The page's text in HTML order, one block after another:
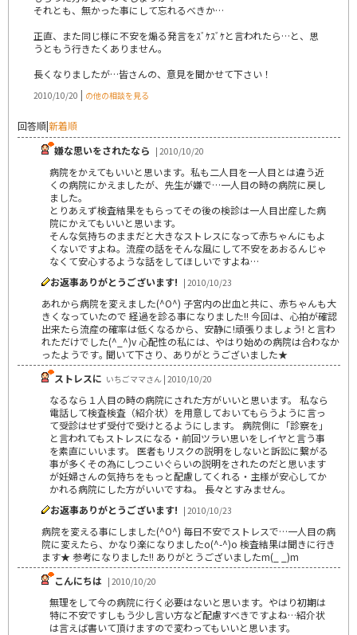
それとも、無かった事にして忘れるべきか…
正直、また同じ様に不安を煽る発言をｽﾞｹｽﾞｹと言われたら…と、思
うともう行きたくありません。
長くなりましたが…皆さんの、意見を聞かせて下さい！
2010/10/20 | の他の相談を見る
回答順|新着順
嫌な思いをされたなら | 2010/10/20
病院をかえてもいいと思います。私も二人目を一人目とは違う近
くの病院にかえましたが、先生が嫌で…一人目の時の病院に戻し
ました。
とりあえず検査結果をもらってその後の検診は一人目出産した病
院にかえてもいいと思います。
そんな気持ちのままだと大きなストレスになって赤ちゃんにもよ
くないですよね。流産の話をそんな風にして不安をあおるんじゃ
なくて安心するような話をしてほしいですよね…
お返事ありがとうございます! | 2010/10/23
あれから病院を変えました(^O^) 子宮内の出血と共に、赤ちゃんも大
きくなっていたので 経過を診る事になりました!! 今回は、心拍が確認
出来たら流産の確率は低くなるから、安静に!頑張りましょう! と言わ
れただけでした(^_^)v 心配性の私には、やはり始めの病院は合わなか
ったようです｡ 聞いて下さり、ありがとうございました★
ストレスに いちごママさん | 2010/10/20
なるなら１人目の時の病院にされた方がいいと思います。 私なら
電話して検査検査（紹介状）を用意しておいてもらうように言っ
て受診はせず受付で受けとるようにします。 病院側に「診察を」
と言われてもストレスになる・前回ツラい思いをしイヤと言う事
を素直にいいます。 医者もリスクの説明をしないと訴訟に繋がる
事が多くその為にしつこいぐらいの説明をされたのだと思います
が妊婦さんの気持ちをもっと配慮してくれる・主様が安心してか
かれる病院にした方がいいですね。 長々とすみません。
お返事ありがとうございます! | 2010/10/23
病院を変える事にしました(^O^) 毎日不安でストレスで…一人目の病
院に変えたら、かなり楽になりましたo(^-^)o 検査結果は聞きに行き
ます★ 参考になりました!! ありがとうございましたm(_ _)m
こんにちは | 2010/10/20
無理をして今の病院に行く必要はないと思います。やはり初期は
特に不安ですしもう少し言い方など配慮すべきですよね…紹介状
は言えば書いて頂けますので変わってもいいと思います。